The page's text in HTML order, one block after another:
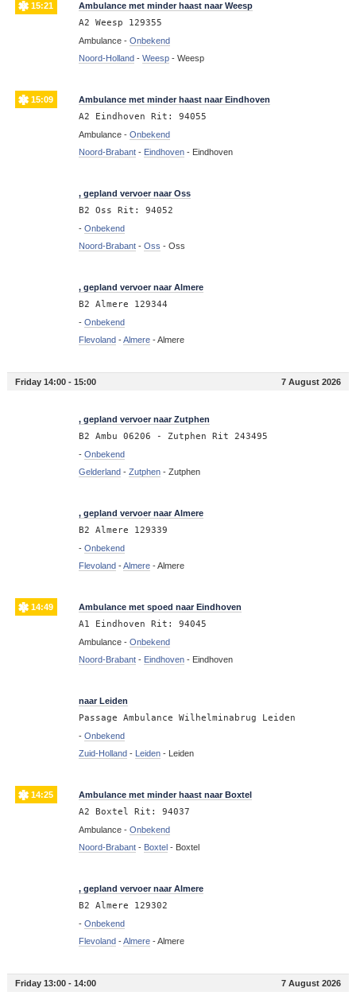
15:21 Ambulance met minder haast naar Weesp
A2 Weesp 129355
Ambulance - Onbekend
Noord-Holland- Weesp- Weesp
15:09 Ambulance met minder haast naar Eindhoven
A2 Eindhoven Rit: 94055
Ambulance - Onbekend
Noord-Brabant- Eindhoven- Eindhoven
, gepland vervoer naar Oss
B2 Oss Rit: 94052
- Onbekend
Noord-Brabant- Oss - Oss
, gepland vervoer naar Almere
B2 Almere 129344
- Onbekend
Flevoland-Almere-Almere
Friday 14:00 - 15:00 7 August 2026
, gepland vervoer naar Zutphen
B2 Ambu 06206 - Zutphen Rit 243495
- Onbekend
Gelderland- Zutphen- Zutphen
, gepland vervoer naar Almere
B2 Almere 129339
- Onbekend
Flevoland-Almere-Almere
14:49 Ambulance met spoed naar Eindhoven
A1 Eindhoven Rit: 94045
Ambulance - Onbekend
Noord-Brabant- Eindhoven- Eindhoven
naar Leiden
Passage Ambulance Wilhelminabrug Leiden
- Onbekend
Zuid-Holland- Leiden- Leiden
14:25 Ambulance met minder haast naar Boxtel
A2 Boxtel Rit: 94037
Ambulance - Onbekend
Noord-Brabant- Boxtel- Boxtel
, gepland vervoer naar Almere
B2 Almere 129302
- Onbekend
Flevoland-Almere-Almere
Friday 13:00 - 14:00 7 August 2026